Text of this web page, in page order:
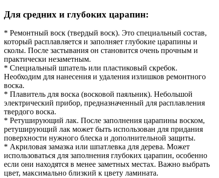
Для средних и глубоких царапин:
* Ремонтный воск (твердый воск). Это специальный состав,
который расплавляется и заполняет глубокие царапины и
сколы. После застывания он становится очень прочным и
практически незаметным.
* Специальный шпатель или пластиковый скребок.
Необходим для нанесения и удаления излишков ремонтного
воска.
* Плавитель для воска (восковой паяльник). Небольшой
электрический прибор, предназначенный для расплавления
твердого воска.
* Ретуширующий лак. После заполнения царапины воском,
ретуширующий лак может быть использован для придания
поверхности нужного блеска и дополнительной защиты.
* Акриловая замазка или шпатлевка для дерева. Может
использоваться для заполнения глубоких царапин, особенно
если они находятся в менее заметных местах. Важно выбрать
цвет, максимально близкий к цвету ламината.